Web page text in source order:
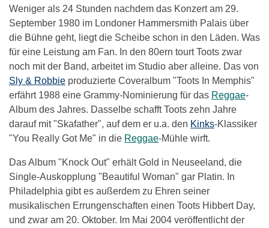
Weniger als 24 Stunden nachdem das Konzert am 29.
September 1980 im Londoner Hammersmith Palais über
die Bühne geht, liegt die Scheibe schon in den Läden. Was
für eine Leistung am Fan. In den 80ern tourt Toots zwar
noch mit der Band, arbeitet im Studio aber alleine. Das von
Sly & Robbie produzierte Coveralbum "Toots In Memphis"
erfährt 1988 eine Grammy-Nominierung für das Reggae-
Album des Jahres. Dasselbe schafft Toots zehn Jahre
darauf mit "Skafather", auf dem er u.a. den Kinks-Klassiker
"You Really Got Me" in die Reggae-Mühle wirft.
Das Album "Knock Out" erhält Gold in Neuseeland, die
Single-Auskopplung "Beautiful Woman" gar Platin. In
Philadelphia gibt es außerdem zu Ehren seiner
musikalischen Errungenschaften einen Toots Hibbert Day,
und zwar am 20. Oktober. Im Mai 2004 veröffentlicht der